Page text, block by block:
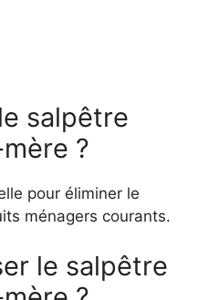
salpêtre
?
pour éliminer le
ménagers courants.
le salpêtre